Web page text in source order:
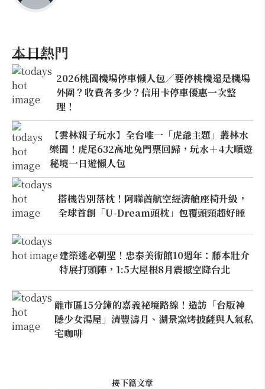
本日熱門
2026桃園機場停車懶人包／要停桃機還是機場
外圍？收費各多少？信用卡停車優惠一次整
理！
【雲林親子玩水】全台唯一「虎爺主題」叢林水
樂園！虎尾632高地免門票回歸，玩水＋4大順遊
秘境一日遊懶人包
搭機告別落枕！阿聯酋航空經濟艙座椅升級，
全球首創「U-Dream頭枕」包覆頭頸超好睡
建築迷必朝聖！忠泰美術館10週年：藤本壯介
特展打頭陣，1:5大屋根8月震撼空降台北
離市區15分鐘的嘉義祕境路線！造訪「台版神
隱少女湯屋」清豐濤月、湖景窯烤披薩與人氣私
宅咖啡
接下篇文章